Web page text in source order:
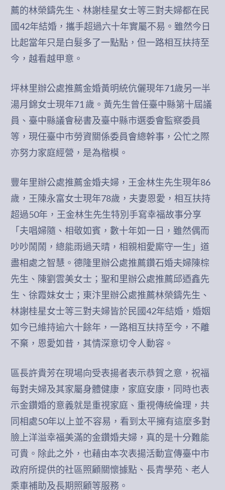
薦的林榮鑄先生、林謝桂星女士等三對夫婦都在民
國42年結婚，攜手超過六十年實屬不易。雖然今日
比起當年只是白髮多了一點點，但一路相互扶持至
今，越看越甲意。
坪林里辦公處推薦金婚黃明統伉儷現年71歲另一半
湯月錦女士現年71 歲。黃先生曾任臺中縣第十屆議
員、臺中縣議會秘書及臺中縣市選委會監察委員
等，現任臺中市勞資關係委員會總幹事，公忙之際
亦努力家庭經營，是為楷模。
豐年里辦公處推薦金婚夫婦，王金林生先生現年86
歲，王陳永富女士現年78歲，夫妻恩愛，相互扶持
超過50年，王金林生先生特別手寫幸福故事分享
「夫唱婦隨、相敬如賓，數十年如一日，雖然偶而
吵吵鬧鬧，總能雨過天晴，相親相愛廝守一生」道
盡相處之智慧。德隆里辦公處推薦鑽石婚夫婦陳棕
先生、陳劉雲美女士；聖和里辦公處推薦邱迺鑫先
生、徐霞妹女士；東汴里辦公處推薦林榮鑄先生、
林謝桂星女士等三對夫婦皆於民國42年結婚，婚姻
如今已維持逾六十餘年，一路相互扶持至今，不離
不棄，恩愛如昔，其情深意切令人動容。
區長許貴芳在現場向受表揚者表示恭賀之意，祝福
每對夫婦及其家屬身體健康，家庭安康，同時也表
示金鑽婚的意義就是重視家庭、重視傳統倫理，共
同相處50年以上並不容易，看到太平擁有這麼多對
臉上洋溢幸福美滿的金鑽婚夫婦，真的是十分難能
可貴。除此之外，也藉由本次表揚活動宣傳臺中市
政府所提供的社區照顧關懷據點、長青學苑、老人
乘車補助及長期照顧等服務。